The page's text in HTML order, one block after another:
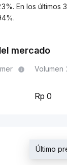
En los últimos
mercado
Volumen
0
Último